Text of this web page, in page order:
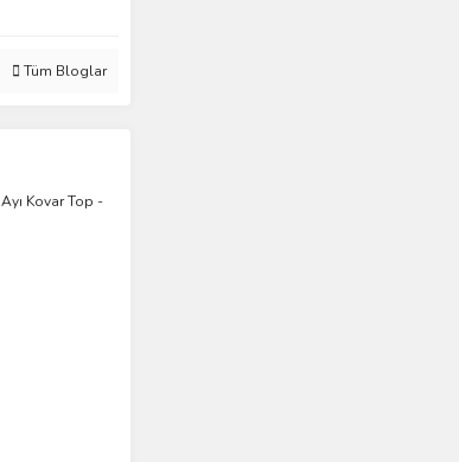
Tüm Bloglar